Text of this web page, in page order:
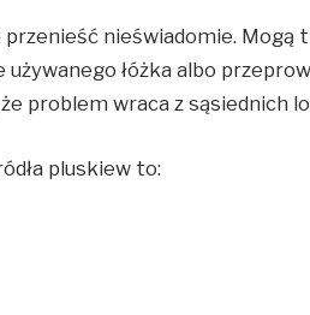
przenieść nieświadomie. Mogą
używanego łóżka albo
problem wraca z sąsiednich
pluskiew to: